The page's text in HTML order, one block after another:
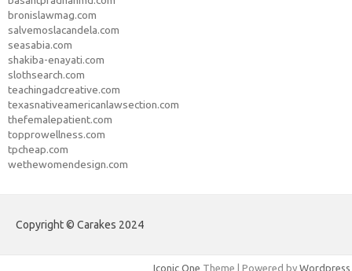
bronislawmag.com
salvemoslacandela.com
seasabia.com
shakiba-enayati.com
slothsearch.com
teachingadcreative.com
texasnativeamericanlawsection.com
thefemalepatient.com
topprowellness.com
tpcheap.com
wethewomendesign.com
Copyright © Carakes 2024
Iconic One Theme | Powered by Wordpress